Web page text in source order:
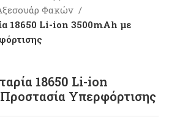
Φακών
18650 Li-ion 3500mAh με
18650 Li-ion
Υπερφόρτισης